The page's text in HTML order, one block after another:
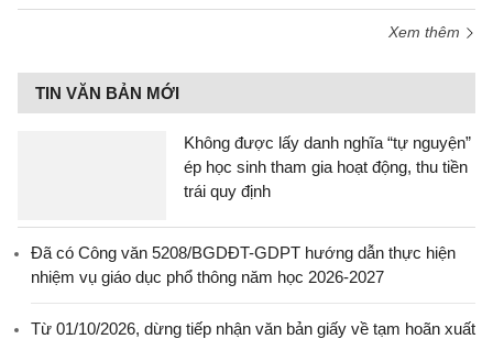
Xem thêm
TIN VĂN BẢN MỚI
Không được lấy danh nghĩa “tự nguyện”
ép học sinh tham gia hoạt động, thu tiền
trái quy định
Đã có Công văn 5208/BGDĐT-GDPT hướng dẫn thực hiện
nhiệm vụ giáo dục phổ thông năm học 2026-2027
Từ 01/10/2026, dừng tiếp nhận văn bản giấy về tạm hoãn xuất